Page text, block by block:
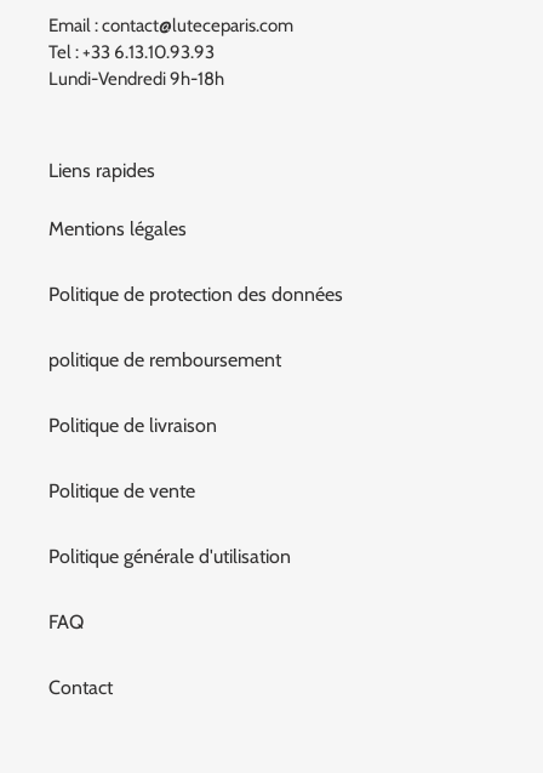
Email : contact@luteceparis.com
Tel : +33 6.13.10.93.93
Lundi-Vendredi 9h-18h
Liens rapides
Mentions légales
Politique de protection des données
politique de remboursement
Politique de livraison
Politique de vente
Politique générale d'utilisation
FAQ
Contact